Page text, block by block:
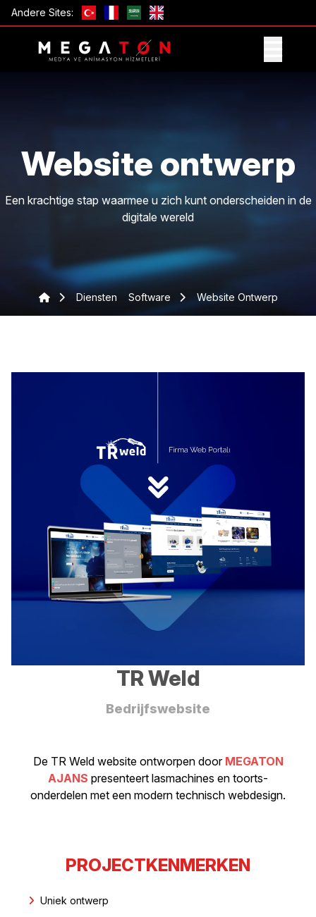
Andere Sites:
Website ontwerp
Een krachtige stap waarmee u zich kunt onderscheiden in de
digitale wereld
Diensten Software Website Ontwerp
TR Weld
Bedrijfswebsite
De TR Weld website ontworpen door MEGATON
AJANS presenteert lasmachines en toorts-
onderdelen met een modern technisch webdesign.
PROJECTKENMERKEN
Uniek ontwerp